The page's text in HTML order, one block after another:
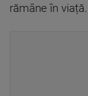
rămâne în viață.